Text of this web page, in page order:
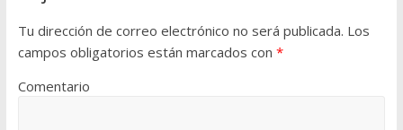
Tu dirección de correo electrónico no será publicada. Los
campos obligatorios están marcados con *
Comentario